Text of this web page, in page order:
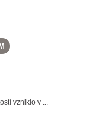
vzniklo v ...